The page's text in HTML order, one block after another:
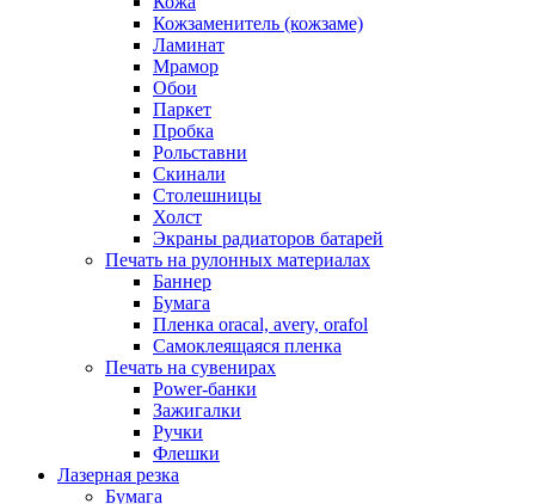
Кожзаменитель (кожзаме)
Ламинат
Мрамор
Обои
Паркет
Пробка
Рольставни
Скинали
Столешницы
Холст
Экраны радиаторов батарей
Печать на рулонных материалах
Баннер
Бумага
Пленка oracal, avery, orafol
Самоклеящаяся пленка
Печать на сувенирах
Power-банки
Зажигалки
Ручки
Флешки
Лазерная резка
Бумага